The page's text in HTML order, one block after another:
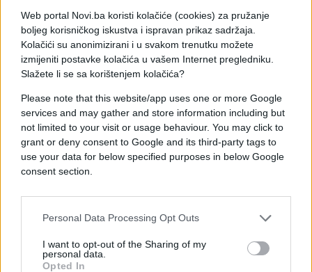
Web portal Novi.ba koristi kolačiće (cookies) za pružanje
boljeg korisničkog iskustva i ispravan prikaz sadržaja.
Kolačići su anonimizirani i u svakom trenutku možete
izmijeniti postavke kolačića u vašem Internet pregledniku.
Slažete li se sa korištenjem kolačića?
Please note that this website/app uses one or more Google
services and may gather and store information including but
not limited to your visit or usage behaviour. You may click to
grant or deny consent to Google and its third-party tags to
use your data for below specified purposes in below Google
consent section.
Personal Data Processing Opt Outs
I want to opt-out of the Sharing of my
personal data.
Opted In
Srbiji.
List navodi da se njihov sagovornik, čije ime nisu
otkrili, pita kako to da je Budimir nakon toga
izabran u vladu Save Minića za ministra unutrašnjih
poslova Republike Srpske.
Inače, Budimir je veoma blizak sa Miloradom
Dodikom i prati ga tokom svake njegove posjete
Rusiji dok je on bio predsjednik ali i nakon što je
Kako BN saznaje, jedne prilike se bivši premijer
privredniku, koji ga je pitao "zašto Dodiku ne
predloži da vodi privrednu delegaciju u Rusiju", on